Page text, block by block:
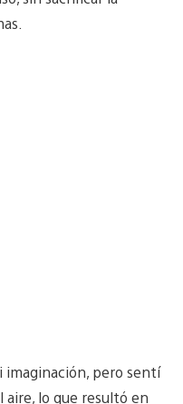
imaginación, pero sentí
aire, lo que resultó en